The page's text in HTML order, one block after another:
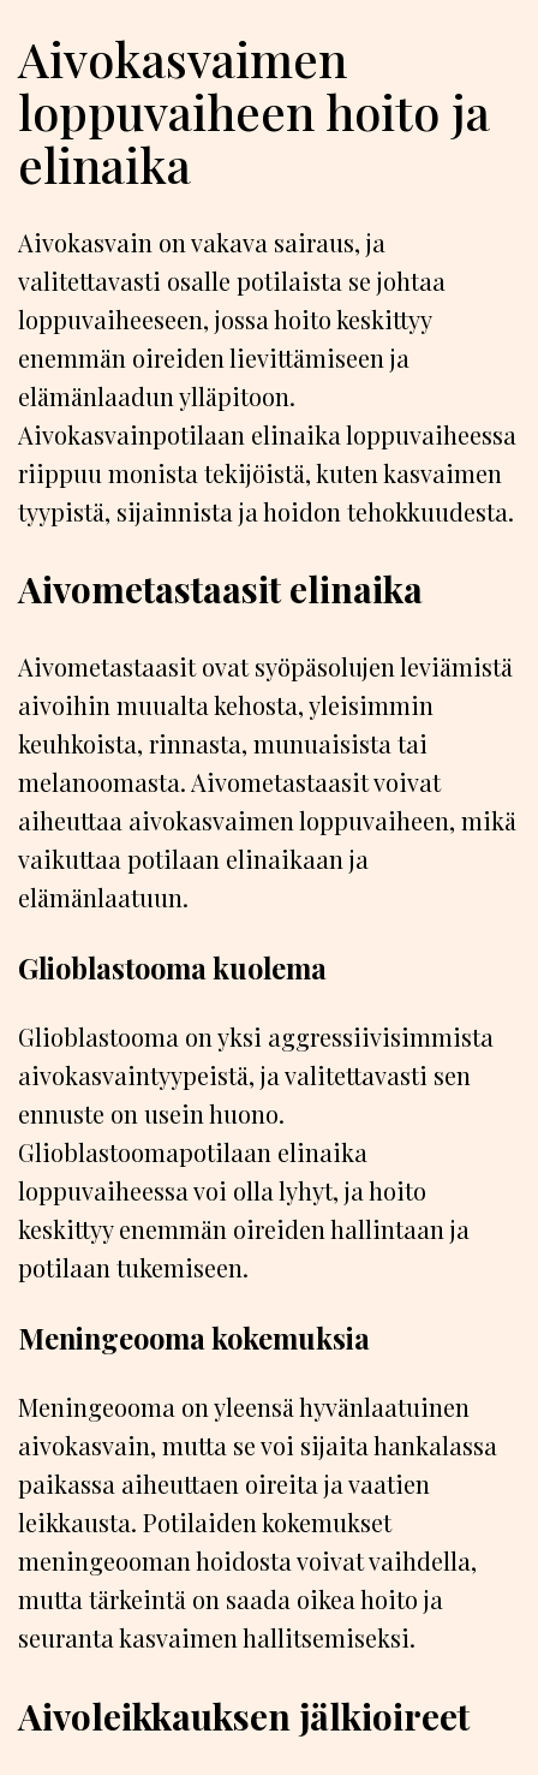
Aivokasvaimen
loppuvaiheen hoito ja
elinaika
Aivokasvain on vakava sairaus, ja
valitettavasti osalle potilaista se johtaa
loppuvaiheeseen, jossa hoito keskittyy
enemmän oireiden lievittämiseen ja
elämänlaadun ylläpitoon.
Aivokasvainpotilaan elinaika loppuvaiheessa
riippuu monista tekijöistä, kuten kasvaimen
tyypistä, sijainnista ja hoidon tehokkuudesta.
Aivometastaasit elinaika
Aivometastaasit ovat syöpäsolujen leviämistä
aivoihin muualta kehosta, yleisimmin
keuhkoista, rinnasta, munuaisista tai
melanoomasta. Aivometastaasit voivat
aiheuttaa aivokasvaimen loppuvaiheen, mikä
vaikuttaa potilaan elinaikaan ja
elämänlaatuun.
Glioblastooma kuolema
Glioblastooma on yksi aggressiivisimmista
aivokasvaintyypeistä, ja valitettavasti sen
ennuste on usein huono.
Glioblastoomapotilaan elinaika
loppuvaiheessa voi olla lyhyt, ja hoito
keskittyy enemmän oireiden hallintaan ja
potilaan tukemiseen.
Meningeooma kokemuksia
Meningeooma on yleensä hyvänlaatuinen
aivokasvain, mutta se voi sijaita hankalassa
paikassa aiheuttaen oireita ja vaatien
leikkausta. Potilaiden kokemukset
meningeooman hoidosta voivat vaihdella,
mutta tärkeintä on saada oikea hoito ja
seuranta kasvaimen hallitsemiseksi.
Aivoleikkauksen jälkioireet